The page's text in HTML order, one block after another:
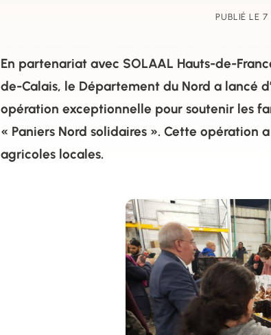
PUBLIÉ LE
En partenariat avec SOLAAL Hauts-de-
de-Calais, le Département du Nord a lancé
opération exceptionnelle pour soutenir les
« Paniers Nord solidaires ». Cette opération
agricoles locales.